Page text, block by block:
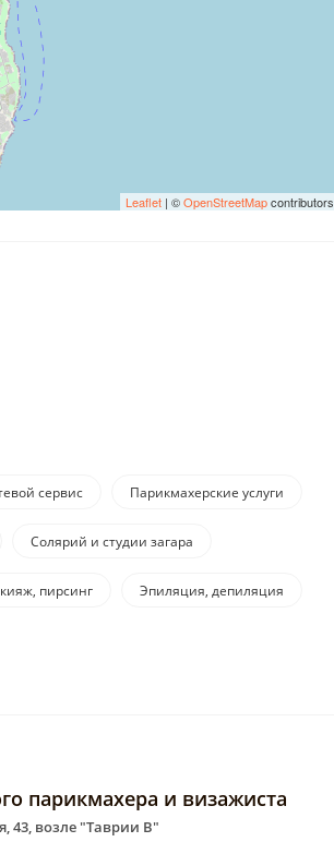
Leaflet | ©OpenStreetMapcontributors
сервис Парикмахерские услуги
Солярий и студии загара
пирсинг Эпиляция, депиляция
парикмахера и визажиста
43, возле "Таврии В"